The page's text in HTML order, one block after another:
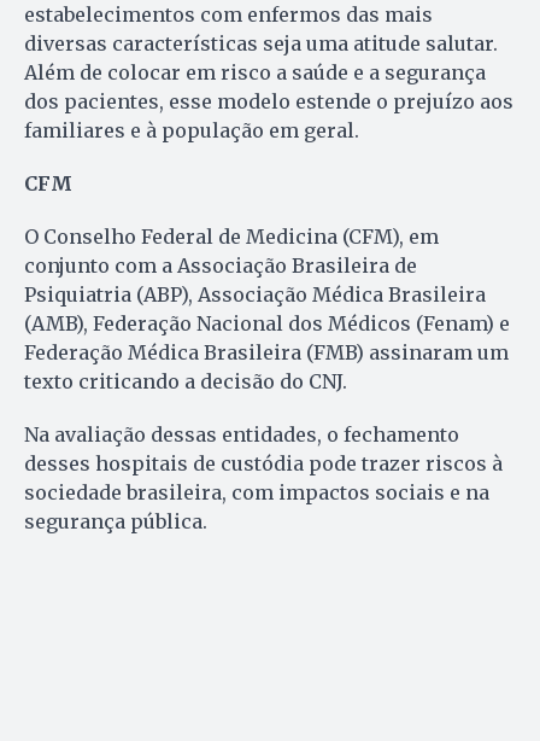
estabelecimentos com enfermos das mais
diversas características seja uma atitude salutar.
Além de colocar em risco a saúde e a segurança
dos pacientes, esse modelo estende o prejuízo aos
familiares e à população em geral.
CFM
O Conselho Federal de Medicina (CFM), em
conjunto com a Associação Brasileira de
Psiquiatria (ABP), Associação Médica Brasileira
(AMB), Federação Nacional dos Médicos (Fenam) e
Federação Médica Brasileira (FMB) assinaram um
texto criticando a decisão do CNJ.
Na avaliação dessas entidades, o fechamento
desses hospitais de custódia pode trazer riscos à
sociedade brasileira, com impactos sociais e na
segurança pública.